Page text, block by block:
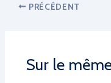
PRÉCÉDENT
Sur le